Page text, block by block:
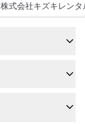
株式会社キズキレンタ